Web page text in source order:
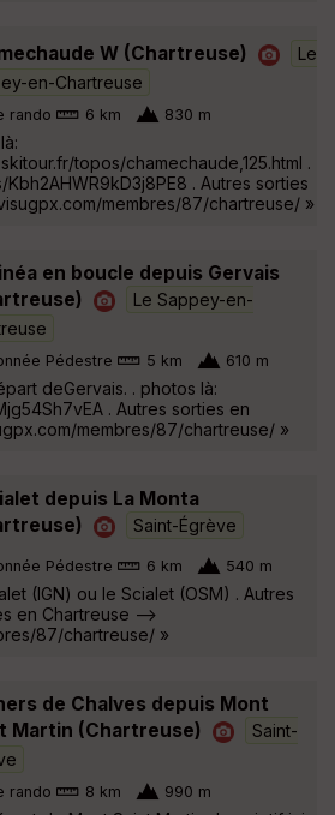
W (Chartreuse)
Le
en-Chartreuse
rando 6 km 830 m
topos/chamechaude,125.html .
. Autres sorties
membres/87/chartreuse/ »
en boucle depuis Gervais
Le Sappey-en-
Pédestre 5 km 610 m
deGervais. . photos là:
. Autres sorties en
membres/87/chartreuse/ »
depuis La Monta
Saint-Égrève
Pédestre 6 km 540 m
(IGN) ou le Scialet (OSM) . Autres
en Chartreuse -->
87/chartreuse/ »
de Chalves depuis Mont
Martin (Chartreuse)
Saint-
rando 8 km 990 m